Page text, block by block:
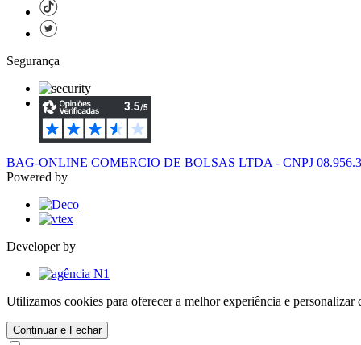
Segurança
BAG-ONLINE COMERCIO DE BOLSAS LTDA - CNPJ
Powered by
Developer by
Utilizamos cookies para oferecer a melhor experiência e
Continuar e Fechar